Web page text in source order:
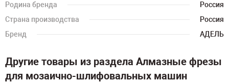
Родина бренда
Россия
Страна производства
Россия
Бренд
АДЕЛЬ
Другие товары из раздела Алмазные фрезы
для мозаично-шлифовальных машин